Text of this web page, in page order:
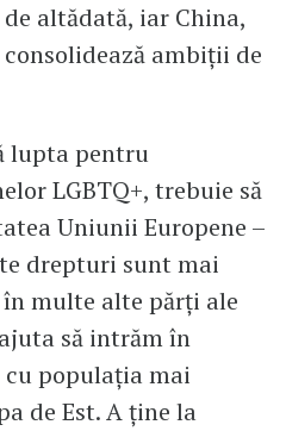
altădată, iar China,
ambiții de
lupta pentru
LGBTQ+, trebuie să
Uniunii Europene –
drepturi sunt mai
multe alte părți ale
să intrăm în
cu populația mai
de Est. A ține la